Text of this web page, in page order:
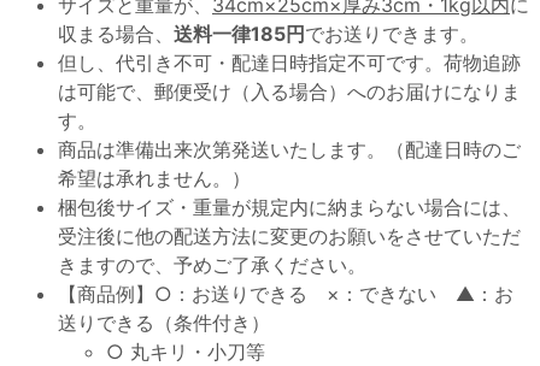
サイズと重量が、 34cm×25cm×厚み3cm・1kg以内 に
収まる場合、 送料一律185円 でお送りできます。
但し、代引き不可・配達日時指定不可です。荷物追跡
は可能で、郵便受け（入る場合）へのお届けになりま
す。
商品は準備出来次第発送いたします。（配達日時のご
希望は承れません。）
梱包後サイズ・重量が規定内に納まらない場合には、
受注後に他の配送方法に変更のお願いをさせていただ
きますので、予めご了承ください。
【商品例】○：お送りできる ×：できない ▲：お
送りできる（条件付き）
○ 丸キリ・小刀等